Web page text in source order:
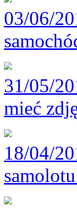
03/06/
31/05/
mieć
18/04/